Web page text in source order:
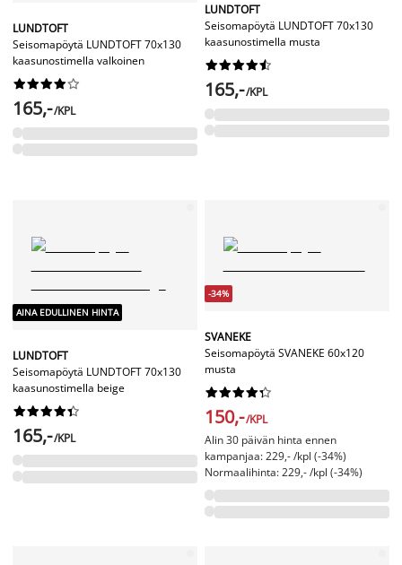
LUNDTOFT
Seisomapöytä LUNDTOFT 70x130
kaasunostimella valkoinen






165,-/KPL
LUNDTOFT
Seisomapöytä LUNDTOFT 70x130
kaasunostimella musta






165,-/KPL
AINA EDULLINEN HINTA
LUNDTOFT
Seisomapöytä LUNDTOFT 70x130
kaasunostimella beige






165,-/KPL
-34%
SVANEKE
Seisomapöytä SVANEKE 60x120
musta






150,-/KPL
Alin 30 päivän hinta ennen
kampanjaa: 229,- /kpl (-34%)
Normaalihinta: 229,- /kpl (-34%)